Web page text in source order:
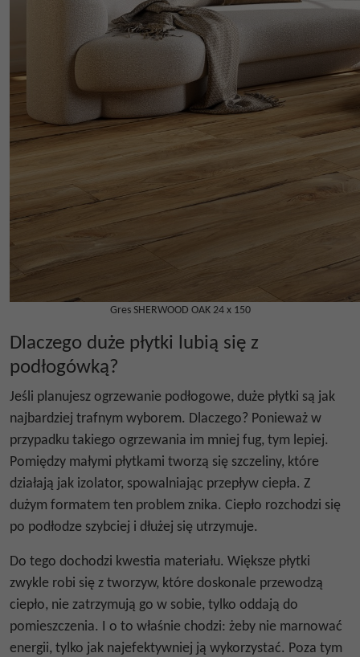
Gres SHERWOOD OAK 24 x 150
Dlaczego duże płytki lubią się z
podłogówką?
Jeśli planujesz ogrzewanie podłogowe, duże płytki są jak
najbardziej trafnym wyborem. Dlaczego? Ponieważ w
przypadku takiego ogrzewania im mniej fug, tym lepiej.
Pomiędzy małymi płytkami tworzą się szczeliny, które
działają jak izolator, spowalniając przepływ ciepła. Z
dużym formatem ten problem znika. Ciepło rozchodzi się
po podłodze szybciej i dłużej się utrzymuje.
Do tego dochodzi kwestia materiału. Większe płytki
zwykle robi się z tworzyw, które doskonale przewodzą
ciepło, nie zatrzymują go w sobie, tylko oddają do
pomieszczenia. I o to właśnie chodzi: żeby nie marnować
energii, tylko jak najefektywniej ją wykorzystać. Poza tym